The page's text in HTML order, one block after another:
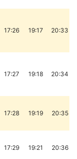
17:26 19:17 20:33
17:27 19:18 20:34
17:28 19:19 20:35
17:29 19:21 20:36